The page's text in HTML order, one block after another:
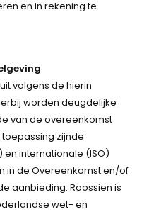
en in rekening te
volgens de hierin
worden deugdelijke
van de overeenkomst
zijnde
en internationale (ISO)
in de Overeenkomst en/of
aanbieding. Roossien is
wet- en